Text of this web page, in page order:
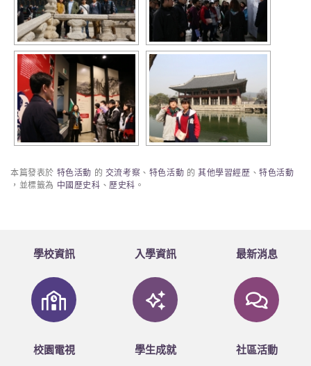
本篇發表於 特色活動 的 交流考察 、 特色活動 的其他學習經歷 、特色活動
，並標籤為 中國歷史科 、 歷史科 。
學校資訊 入學資訊 最新消息
校園電視 學生成就 社區活動